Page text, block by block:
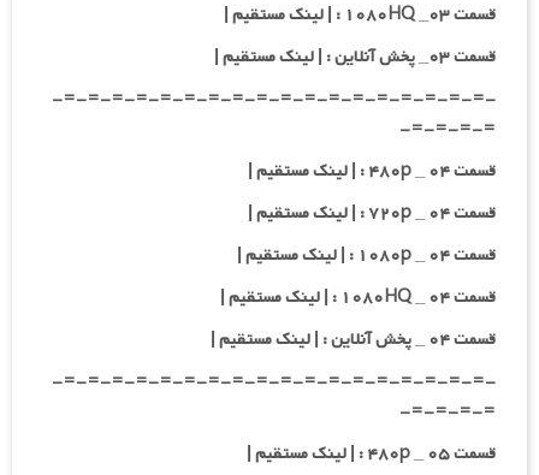
قسمت ۰۳_ ۱۰۸۰HQ : | لینک مستقیم |
قسمت ۰۳_ پخش آنلاین : | لینک مستقیم |
-=-=-=-=-=-=-=-=-=-=-=-=-=-=-=-=-=-=-
=-=-=-=-
قسمت ۰۴ _ ۴۸۰p : | لینک مستقیم |
قسمت ۰۴ _ ۷۲۰p : | لینک مستقیم |
قسمت ۰۴ _ ۱۰۸۰p : | لینک مستقیم |
قسمت ۰۴ _ ۱۰۸۰HQ : | لینک مستقیم |
قسمت ۰۴ _ پخش آنلاین : | لینک مستقیم |
-=-=-=-=-=-=-=-=-=-=-=-=-=-=-=-=-=-=-
=-=-=-=-
قسمت ۰۵ _ ۴۸۰p : | لینک مستقیم |